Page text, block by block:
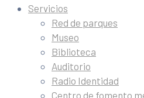
Servicios
Red de parques
Museo
Biblioteca
Auditorio
Radio Identidad
Centro de fomento